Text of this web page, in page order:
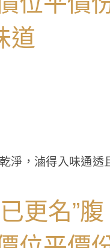
淨，滷得入味通透